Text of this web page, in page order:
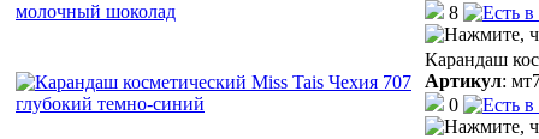
8
Карандаш
Артикул:
0